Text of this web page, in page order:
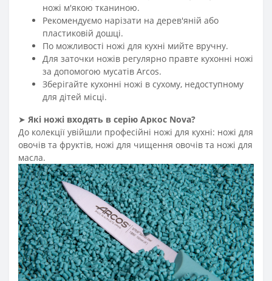
ножі м'якою тканиною.
Рекомендуємо нарізати на дерев'яній або
пластиковій дошці.
По можливості ножі для кухні мийте вручну.
Для заточки ножів регулярно правте кухонні ножі
за допомогою мусатів Arcos.
Зберігайте кухонні ножі в сухому, недоступному
для дітей місці.
➤ Які ножі входять в серію Аркос Nova?
До колекції увійшли професійні ножі для кухні: ножі для
овочів та фруктів, ножі для чищення овочів та ножі для
масла.